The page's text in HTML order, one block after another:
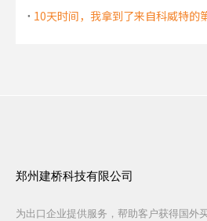
郑州建桥科技有限公司
为出口企业提供服务，帮助客户获得国外